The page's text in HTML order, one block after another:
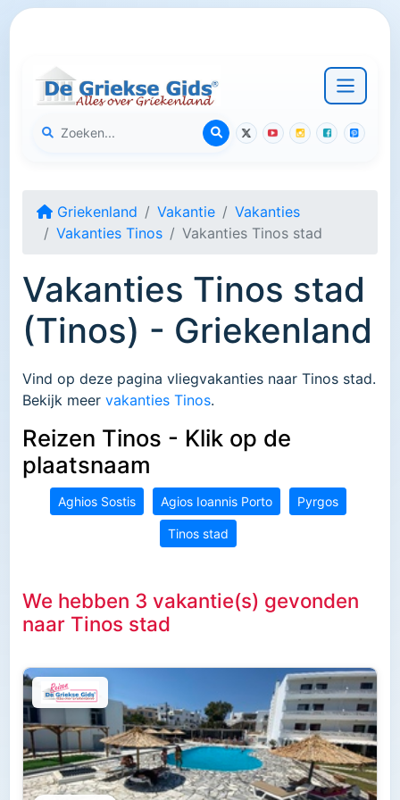
Griekenland Vakantie
Vakanties
Vakanties Tinos
Vakanties Tinos stad
Vakanties Tinos stad
(Tinos) - Griekenland
Vind op deze pagina vliegvakanties naar Tinos stad.
Bekijk meer vakanties Tinos.
Reizen Tinos - Klik op de
plaatsnaam
Aghios Sostis Agios Ioannis Porto Pyrgos
Tinos stad
We hebben 3 vakantie(s) gevonden
naar Tinos stad